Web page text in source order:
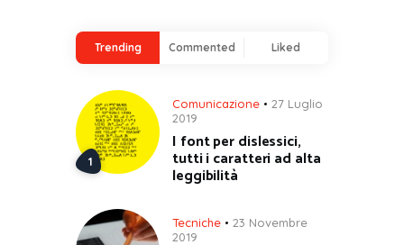
Trending Commented Liked
Comunicazione
27 Luglio
2019
I font per dislessici,
tutti i caratteri ad alta
leggibilità
Tecniche
23 Novembre
2019